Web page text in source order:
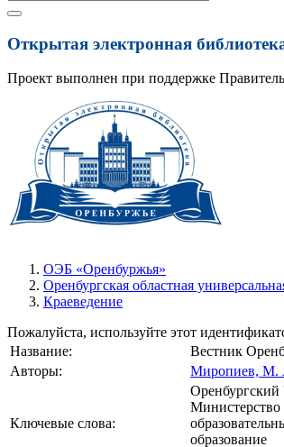
Открытая электронная
Проект выполнен при поддержке
ОЭБ «Оренбуржья»
Оренбургская областная
Краеведение
Пожалуйста, используйте этот
Название:
Вестник
Авторы:
Миропиев, М.
Ключевые слова:
Министерство
образование